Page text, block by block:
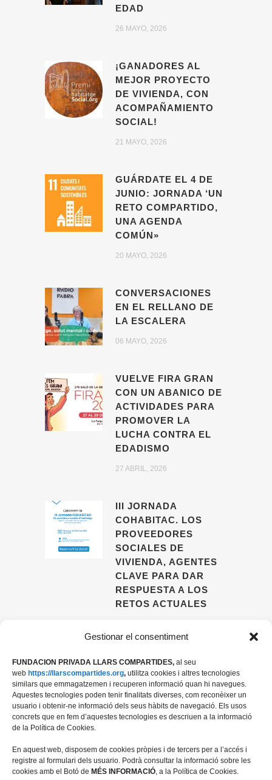
Gestionar el consentiment
FUNDACION PRIVADA LLARS COMPARTIDES, al seu
web https://llarscompartides.org, utilitza cookies i altres tecnologies
similars que emmagatzemen i recuperen informació quan hi navegues.
Aquestes tecnologies poden tenir finalitats diverses, com reconèixer un
usuario i obtenir-ne informació dels seus hàbits de navegació. Els usos
concrets que en fem d’aquestes tecnologies es descriuen a la informació
de la Política de Cookies.
En aquest web, disposem de cookies pròpies i de tercers per a l’accés i
registre al formulari dels usuario. Podrà consultar la informació sobre les
cookies amb el Botó de MÉS INFORMACIÓ, a la Política de Cookies.
EDAD
26 MAYO, 2026
¡GANADORES AL
MEJOR PROYECTO
DE VIVIENDA, CON
ACOMPAÑAMIENTO
SOCIAL!
21 MAYO, 2026
GUÁRDATE EL 4 DE
JUNIO: JORNADA ‘UN
RETO COMPARTIDO,
UNA AGENDA
COMÚN»
20 MAYO, 2026
CONVERSACIONES
EN EL RELLANO DE
LA ESCALERA
06 MAYO, 2026
VUELVE FIRA GRAN
CON UN ABANICO DE
ACTIVIDADES PARA
PROMOVER LA
LUCHA CONTRA EL
EDADISMO
27 ABRIL, 2026
III JORNADA
COHABITAC. LOS
PROVEEDORES
SOCIALES DE
VIVIENDA, AGENTES
CLAVE PARA DAR
RESPUESTA A LOS
RETOS ACTUALES